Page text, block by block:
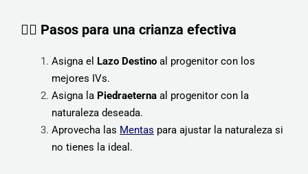
🏋️‍♂️ Pasos para una crianza efectiva
Asigna el Lazo Destino al progenitor con los
mejores IVs.
Asigna la Piedraeterna al progenitor con la
naturaleza deseada.
Aprovecha las Mentas para ajustar la naturaleza si
no tienes la ideal.